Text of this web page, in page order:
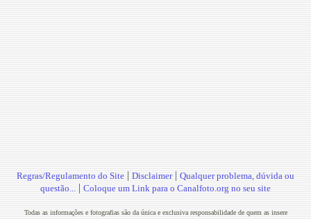
Regras/Regulamento do Site | Disclaimer| Qualquer problema, dúvida ou
questão... | Coloque um Link para o Canalfoto.org no seu site
Todas as informações e fotografias são da única e exclusiva responsabilidade de quem as insere